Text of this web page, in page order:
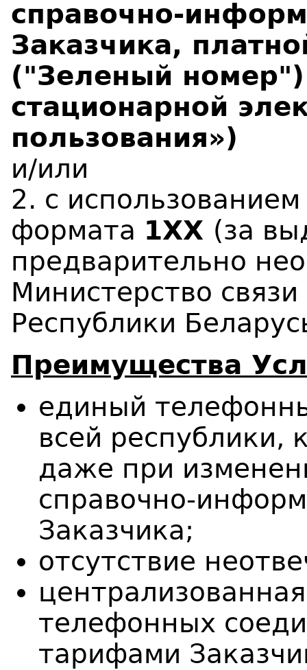
справочно-
Заказчика,
("Зеленый номер")
стационарной
пользования»)
и/или
2. с
формата 1ХХ (за
предварительно
Министерство
Республики
Преимущества У
единый
всей республики,
даже при
справочно-
Заказчика;
отсутствие
телефонных
тарифами